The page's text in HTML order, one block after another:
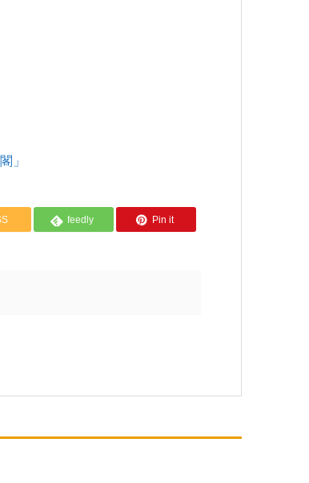
」
feedly Pin it